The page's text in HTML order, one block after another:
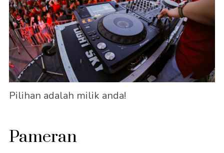
Pilihan adalah milik anda!
Pameran